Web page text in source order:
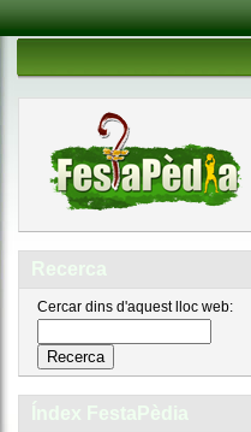
Recerca
Cercar dins d'aquest lloc web:
Índex FestaPèdia